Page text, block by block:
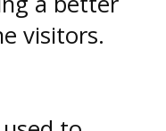
visitors.